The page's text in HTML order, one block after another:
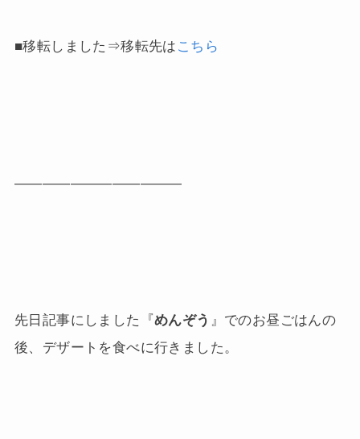
■移転しました⇒移転先は こちら
————————————
先日記事にしました『 めんぞう 』でのお昼ごはんの
後、デザートを食べに行きました。